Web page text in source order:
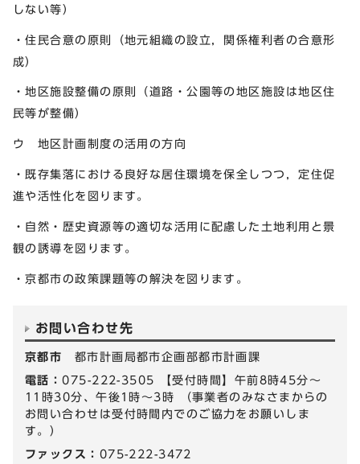
しない等）
・住民合意の原則（地元組織の設立，関係権利者の合意形
成）
・地区施設整備の原則（道路・公園等の地区施設は地区住
民等が整備）
ウ 地区計画制度の活用の方向
・既存集落における良好な居住環境を保全しつつ，定住促
進や活性化を図ります。
・自然・歴史資源等の適切な活用に配慮した土地利用と景
観の誘導を図ります。
・京都市の政策課題等の解決を図ります。
お問い合わせ先
京都市 都市計画局都市企画部都市計画課
電話：075-222-3505 【受付時間】午前8時45分～
11時30分、午後1時～3時 （事業者のみなさまからの
お問い合わせは受付時間内でのご協力をお願いしま
す。）
ファックス： 075-222-3472